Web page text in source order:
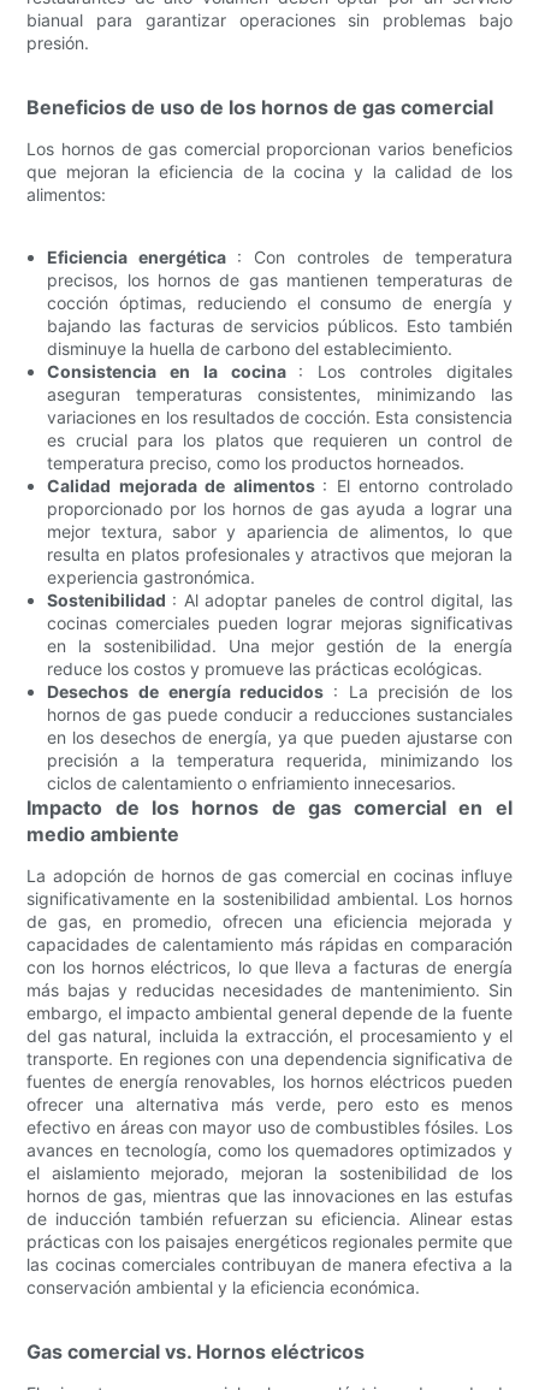
bianual para garantizar operaciones sin problemas bajo
presión.
Beneficios de uso de los hornos de gas comercial
Los hornos de gas comercial proporcionan varios beneficios
que mejoran la eficiencia de la cocina y la calidad de los
alimentos:
Eficiencia energética : Con controles de temperatura
precisos, los hornos de gas mantienen temperaturas de
cocción óptimas, reduciendo el consumo de energía y
bajando las facturas de servicios públicos. Esto también
disminuye la huella de carbono del establecimiento.
Consistencia en la cocina : Los controles digitales
aseguran temperaturas consistentes, minimizando las
variaciones en los resultados de cocción. Esta consistencia
es crucial para los platos que requieren un control de
temperatura preciso, como los productos horneados.
Calidad mejorada de alimentos : El entorno controlado
proporcionado por los hornos de gas ayuda a lograr una
mejor textura, sabor y apariencia de alimentos, lo que
resulta en platos profesionales y atractivos que mejoran la
experiencia gastronómica.
Sostenibilidad : Al adoptar paneles de control digital, las
cocinas comerciales pueden lograr mejoras significativas
en la sostenibilidad. Una mejor gestión de la energía
reduce los costos y promueve las prácticas ecológicas.
Desechos de energía reducidos : La precisión de los
hornos de gas puede conducir a reducciones sustanciales
en los desechos de energía, ya que pueden ajustarse con
precisión a la temperatura requerida, minimizando los
ciclos de calentamiento o enfriamiento innecesarios.
Impacto de los hornos de gas comercial en el
medio ambiente
La adopción de hornos de gas comercial en cocinas influye
significativamente en la sostenibilidad ambiental. Los hornos
de gas, en promedio, ofrecen una eficiencia mejorada y
capacidades de calentamiento más rápidas en comparación
con los hornos eléctricos, lo que lleva a facturas de energía
más bajas y reducidas necesidades de mantenimiento. Sin
embargo, el impacto ambiental general depende de la fuente
del gas natural, incluida la extracción, el procesamiento y el
transporte. En regiones con una dependencia significativa de
fuentes de energía renovables, los hornos eléctricos pueden
ofrecer una alternativa más verde, pero esto es menos
efectivo en áreas con mayor uso de combustibles fósiles. Los
avances en tecnología, como los quemadores optimizados y
el aislamiento mejorado, mejoran la sostenibilidad de los
hornos de gas, mientras que las innovaciones en las estufas
de inducción también refuerzan su eficiencia. Alinear estas
prácticas con los paisajes energéticos regionales permite que
las cocinas comerciales contribuyan de manera efectiva a la
conservación ambiental y la eficiencia económica.
Gas comercial vs. Hornos eléctricos